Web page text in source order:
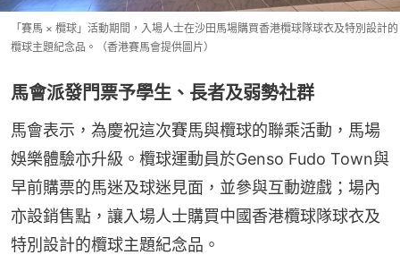
「賽馬 × 欖球」活動期間，入場人士在沙田馬場購買香港欖球隊球衣及特別設計的
欖球主題紀念品。（香港賽馬會提供圖片）
馬會派發門票予學生、長者及弱勢社群
馬會表示，為慶祝這次賽馬與欖球的聯乘活動，馬場
娛樂體驗亦升級。欖球運動員於Genso Fudo Town與
早前購票的馬迷及球迷見面，並參與互動遊戲；場內
亦設銷售點，讓入場人士購買中國香港欖球隊球衣及
特別設計的欖球主題紀念品。